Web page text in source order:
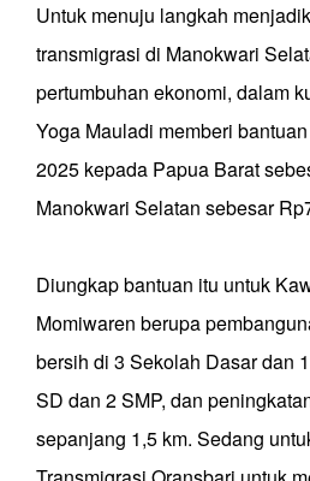
Untuk menuju langkah
transmigrasi di Manokwari
pertumbuhan ekonomi, dalam
Yoga Mauladi memberi
2025 kepada Papua Barat
Manokwari Selatan sebesar
Diungkap bantuan itu untuk
Momiwaren berupa
bersih di 3 Sekolah Dasar dan
SD dan 2 SMP, dan
sepanjang 1,5 km. Sedang